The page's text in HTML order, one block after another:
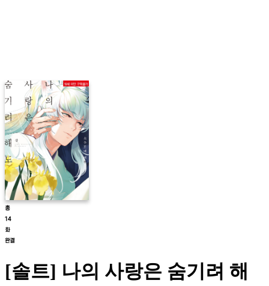
[솔트] 나의 사랑은 숨기려 해